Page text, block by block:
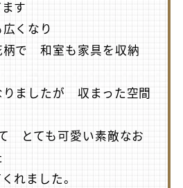
す
くなり
柄で 和室も家具を収納
りましたが 収まった空間
とても可愛い素敵なお
れました。